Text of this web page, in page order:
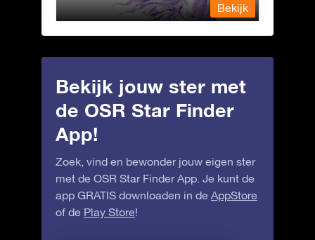
Bekijk
Bekijk jouw ster met
de OSR Star Finder
App!
Zoek, vind en bewonder jouw eigen ster
met de OSR Star Finder App. Je kunt de
app GRATIS downloaden in de AppStore
of de Play Store!